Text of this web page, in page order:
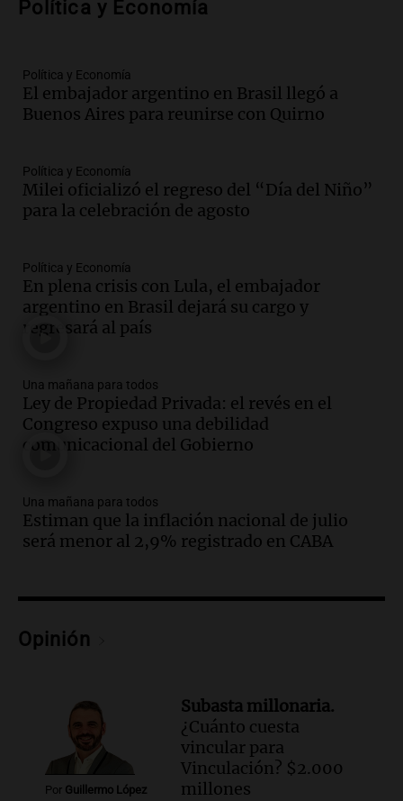
investigación internacional sobre asma
Episodios
Audio.Suspenden descuento en SUBE y
aumentan tarifas del SUBTE en Buenos
Episodios
Audio.Kicillof critica la desregulación
financiera y el aumento de la morosidad
Panorama Federal
Episodios
Audio.La UNT evalúa apelación ante la
Corte Suprema tras fallo que aparta a
Episodios
Audio.El cardenal Ángel Rossi advirtió
que la justicia social viene siendo
Episodios
Audio.La Bulaya se prepara para el cierre
de su gran muestra anual con la
Audio.
Panorama Federal
Episodios
Audio.Una mujer de 40 años muere en
un accidente en la Ruta 321 cerca de
García Fernández
Política y Economía
Política y Economía
El embajador argentino en Brasil llegó a
Buenos Aires para reunirse con Quirno
Política y Economía
Milei oficializó el regreso del “Día del Niño”
para la celebración de agosto
Política y Economía
En plena crisis con Lula, el embajador
argentino en Brasil dejará su cargo y
regresará al país
Una mañana para todos
Ley de Propiedad Privada: el revés en el
Congreso expuso una debilidad
comunicacional del Gobierno
Una mañana para todos
Estiman que la inflación nacional de julio
será menor al 2,9% registrado en CABA
Opinión
Por Guillermo López
Subasta millonaria.
¿Cuánto cuesta
vincular para
Vinculación? $2.000
millones